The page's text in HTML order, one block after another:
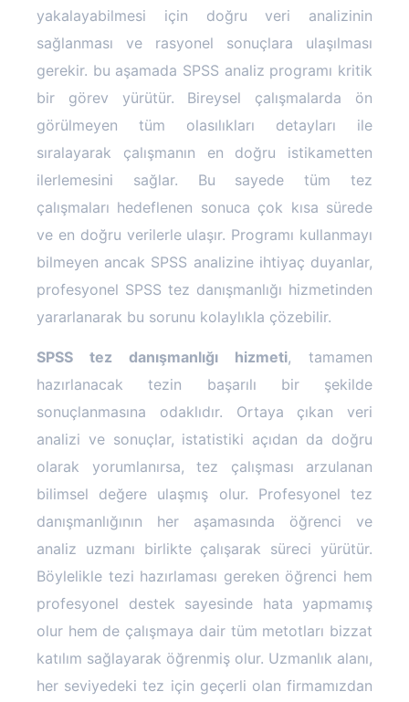
yakalayabilmesi için doğru veri analizinin
sağlanması ve rasyonel sonuçlara ulaşılması
gerekir. bu aşamada SPSS analiz programı kritik
bir görev yürütür. Bireysel çalışmalarda ön
görülmeyen tüm olasılıkları detayları ile
sıralayarak çalışmanın en doğru istikametten
ilerlemesini sağlar. Bu sayede tüm tez
çalışmaları hedeflenen sonuca çok kısa sürede
ve en doğru verilerle ulaşır. Programı kullanmayı
bilmeyen ancak SPSS analizine ihtiyaç duyanlar,
profesyonel SPSS tez danışmanlığı hizmetinden
yararlanarak bu sorunu kolaylıkla çözebilir.
SPSS tez danışmanlığı hizmeti, tamamen
hazırlanacak tezin başarılı bir şekilde
sonuçlanmasına odaklıdır. Ortaya çıkan veri
analizi ve sonuçlar, istatistiki açıdan da doğru
olarak yorumlanırsa, tez çalışması arzulanan
bilimsel değere ulaşmış olur. Profesyonel tez
danışmanlığının her aşamasında öğrenci ve
analiz uzmanı birlikte çalışarak süreci yürütür.
Böylelikle tezi hazırlaması gereken öğrenci hem
profesyonel destek sayesinde hata yapmamış
olur hem de çalışmaya dair tüm metotları bizzat
katılım sağlayarak öğrenmiş olur. Uzmanlık alanı,
her seviyedeki tez için geçerli olan firmamızdan